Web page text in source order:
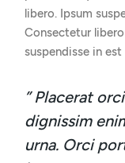
libero. Ipsum
Consectetur
suspendisse in
” Placerat
dignissim
urna. Orci